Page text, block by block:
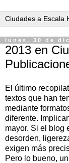
lunes, 30 de
2013 en
El último
textos que han
mediante
diferente.
mayor. Si el blog
desorden,
exigen más
Pero lo bueno,